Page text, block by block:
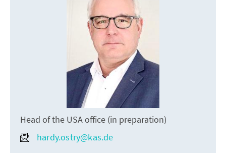
Head of the USA office (in preparation)
hardy.ostry@kas.de